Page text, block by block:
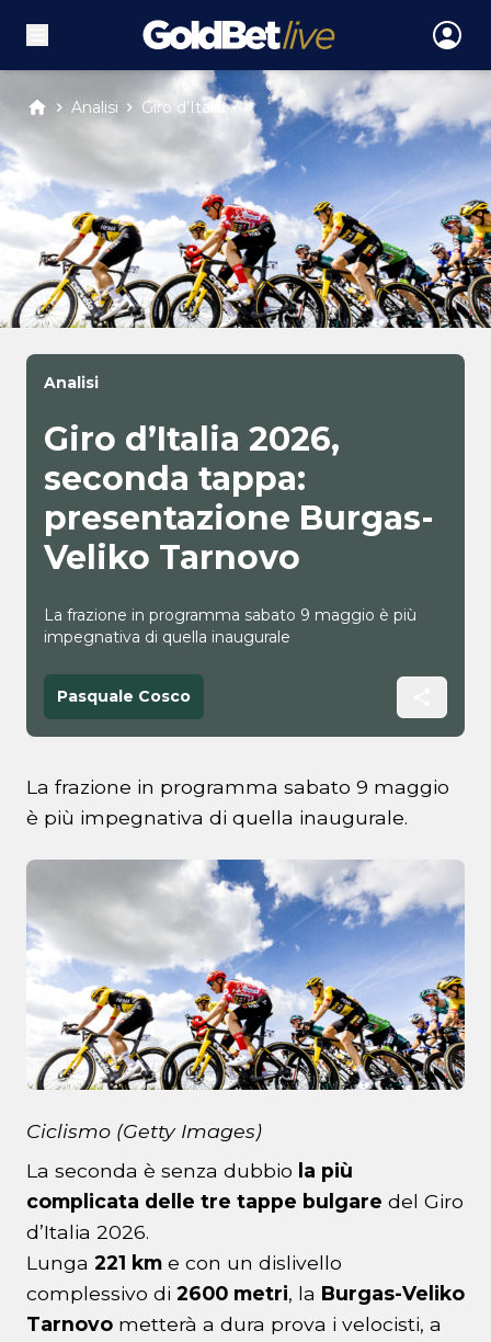
Analisi Giro d’Italia ...
Analisi
Giro d’Italia 2026,
seconda tappa:
presentazione Burgas-
Veliko Tarnovo
La frazione in programma sabato 9 maggio è più
impegnativa di quella inaugurale
Pasquale Cosco
La frazione in programma sabato 9 maggio
è più impegnativa di quella inaugurale.
Ciclismo (Getty Images)
La seconda è senza dubbio la più
complicata delle tre tappe bulgare del Giro
d’Italia 2026.
Lunga 221 km e con un dislivello
complessivo di 2600 metri, la Burgas-Veliko
Tarnovo metterà a dura prova i velocisti, a